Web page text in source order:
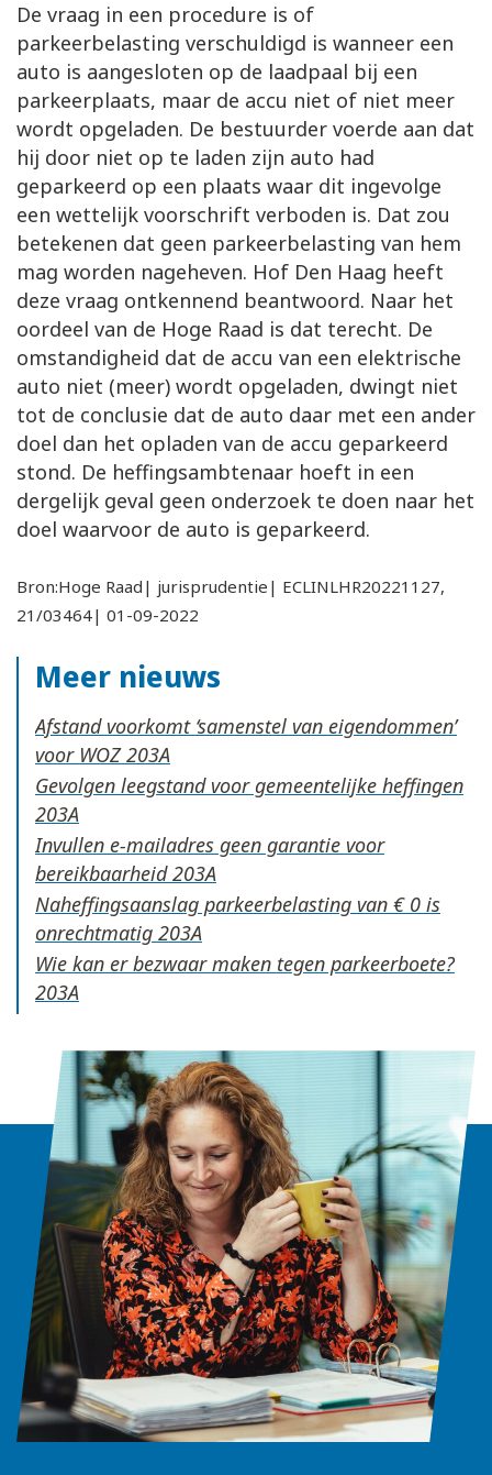
De vraag in een procedure is of
parkeerbelasting verschuldigd is wanneer een
auto is aangesloten op de laadpaal bij een
parkeerplaats, maar de accu niet of niet meer
wordt opgeladen. De bestuurder voerde aan dat
hij door niet op te laden zijn auto had
geparkeerd op een plaats waar dit ingevolge
een wettelijk voorschrift verboden is. Dat zou
betekenen dat geen parkeerbelasting van hem
mag worden nageheven. Hof Den Haag heeft
deze vraag ontkennend beantwoord. Naar het
oordeel van de Hoge Raad is dat terecht. De
omstandigheid dat de accu van een elektrische
auto niet (meer) wordt opgeladen, dwingt niet
tot de conclusie dat de auto daar met een ander
doel dan het opladen van de accu geparkeerd
stond. De heffingsambtenaar hoeft in een
dergelijk geval geen onderzoek te doen naar het
doel waarvoor de auto is geparkeerd.
Bron:Hoge Raad| jurisprudentie| ECLINLHR20221127,
21/03464| 01-09-2022
Meer nieuws
Afstand voorkomt ‘samenstel van eigendommen’
voor WOZ
Gevolgen leegstand voor gemeentelijke heffingen
Invullen e-mailadres geen garantie voor
bereikbaarheid
Naheffingsaanslag parkeerbelasting van € 0 is
onrechtmatig
Wie kan er bezwaar maken tegen parkeerboete?